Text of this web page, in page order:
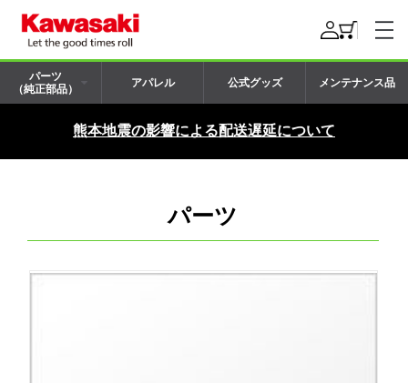
パーツ
（純正部品）
アパレル 公式グッズ メンテナンス品
熊本地震の影響による配送遅延について
パーツ